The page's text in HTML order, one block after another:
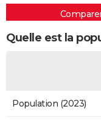
Quelle est la
Population (2023)